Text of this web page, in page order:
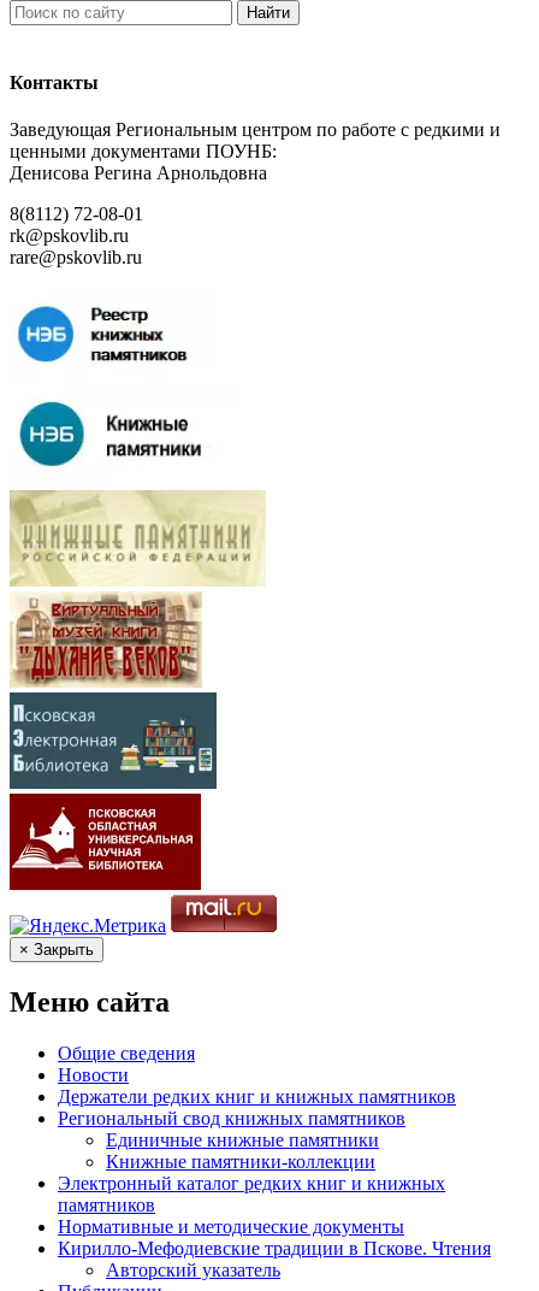
Найти
Контакты
Заведующая Региональным центром по работе с редкими и
ценными документами ПОУНБ:
Денисова Регина Арнольдовна
8(8112) 72-08-01
rk@pskovlib.ru
rare@pskovlib.ru
× Закрыть
Меню сайта
Общие сведения
Новости
Держатели редких книг и книжных памятников
Региональный свод книжных памятников
Единичные книжные памятники
Книжные памятники-коллекции
Электронный каталог редких книг и книжных
памятников
Нормативные и методические документы
Кирилло-Мефодиевские традиции в Пскове. Чтения
Авторский указатель